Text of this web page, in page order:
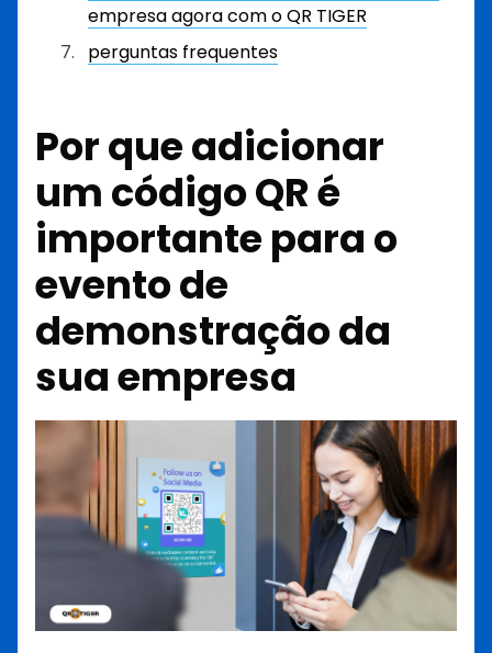
empresa agora com o QR TIGER
perguntas frequentes
Por que adicionar
um código QR é
importante para o
evento de
demonstração da
sua empresa